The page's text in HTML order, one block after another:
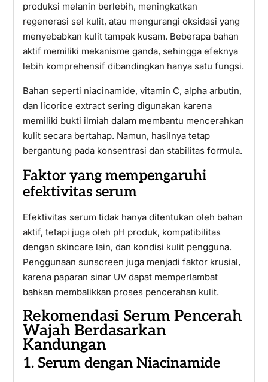
produksi melanin berlebih, meningkatkan
regenerasi sel kulit, atau mengurangi oksidasi yang
menyebabkan kulit tampak kusam. Beberapa bahan
aktif memiliki mekanisme ganda, sehingga efeknya
lebih komprehensif dibandingkan hanya satu fungsi.
Bahan seperti niacinamide, vitamin C, alpha arbutin,
dan licorice extract sering digunakan karena
memiliki bukti ilmiah dalam membantu mencerahkan
kulit secara bertahap. Namun, hasilnya tetap
bergantung pada konsentrasi dan stabilitas formula.
Faktor yang mempengaruhi
efektivitas serum
Efektivitas serum tidak hanya ditentukan oleh bahan
aktif, tetapi juga oleh pH produk, kompatibilitas
dengan skincare lain, dan kondisi kulit pengguna.
Penggunaan sunscreen juga menjadi faktor krusial,
karena paparan sinar UV dapat memperlambat
bahkan membalikkan proses pencerahan kulit.
Rekomendasi Serum Pencerah
Wajah Berdasarkan
Kandungan
1. Serum dengan Niacinamide